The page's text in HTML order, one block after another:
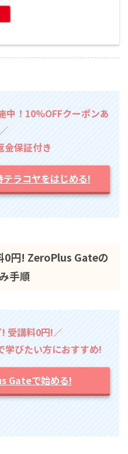
中！10%OFFクーポンあ
金保証付き
ラコヤをはじめる!
0円! ZeroPlus Gateの
手順
受講料0円!／
学びたい方におすすめ!
Gateで始める!